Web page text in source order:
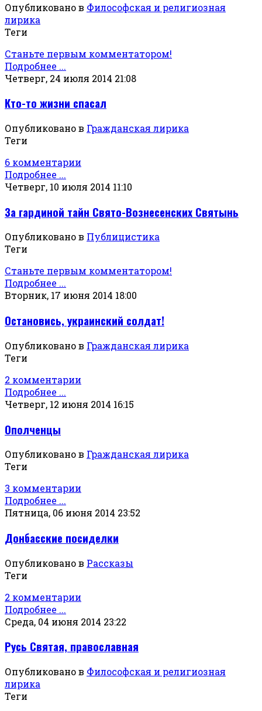
Опубликовано в Философская и религиозная
лирика
Теги
Станьте первым комментатором!
Подробнее ...
Четверг, 24 июля 2014 21:08
Кто-то жизни спасал
Опубликовано в Гражданская лирика
Теги
6 комментарии
Подробнее ...
Четверг, 10 июля 2014 11:10
За гардиной тайн Свято-Вознесенских Святынь
Опубликовано в Публицистика
Теги
Станьте первым комментатором!
Подробнее ...
Вторник, 17 июня 2014 18:00
Остановись, украинский солдат!
Опубликовано в Гражданская лирика
Теги
2 комментарии
Подробнее ...
Четверг, 12 июня 2014 16:15
Ополченцы
Опубликовано в Гражданская лирика
Теги
3 комментарии
Подробнее ...
Пятница, 06 июня 2014 23:52
Донбасские посиделки
Опубликовано в Рассказы
Теги
2 комментарии
Подробнее ...
Среда, 04 июня 2014 23:22
Русь Святая, православная
Опубликовано в Философская и религиозная
лирика
Теги